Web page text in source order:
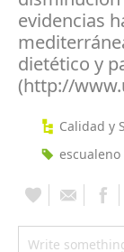
evidencias
dietético y
(http://
Calidad y
escualeno